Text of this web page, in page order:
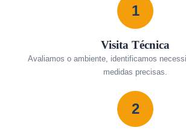
1
Visita Técnica
Avaliamos o ambiente, identificamos
medidas precisas.
2